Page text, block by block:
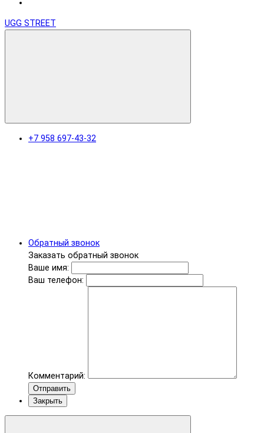
UGG STREET
+7 958 697-43-32
Обратный звонок
Заказать обратный звонок
Ваше имя:
Ваш телефон:
Комментарий:
Отправить
Закрыть